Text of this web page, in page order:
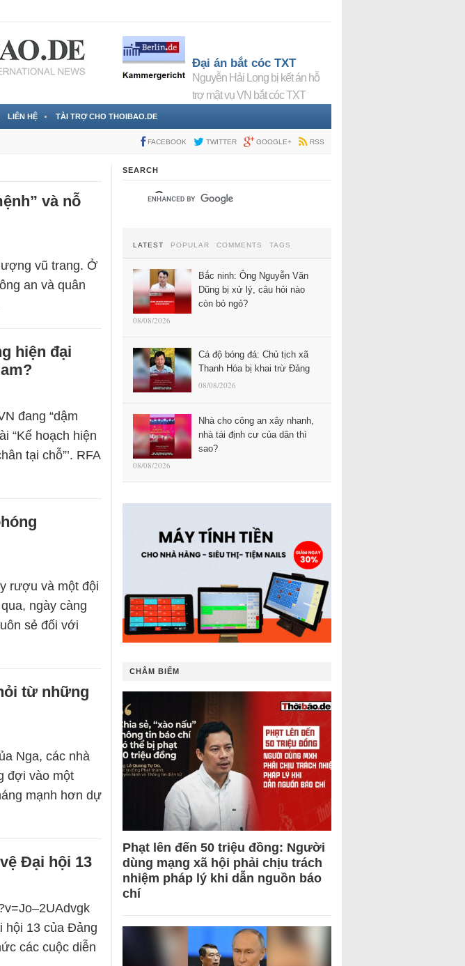
Đại án bắt cóc TXT
Nguyễn Hải Long bị kết án hỗ
trợ mật vụ VN bắt cóc TXT
LIÊN HỆ TÀI TRỢ CHO THOIBAO.DE
FACEBOOK TWITTER GOOGLE+ RSS
và nỗ
vũ trang. Ở
an và quân
hiện đại
đang “dậm
“Kế hoạch hiện
tại chỗ”’. RFA
rượu và một đội
ngày càng
sẻ đối với
từ những
Nga, các nhà
đợi vào một
mạnh hơn dự
Đại hội 13
hội 13 của Đảng
các cuộc diễn
SEARCH
LATEST POPULAR COMMENTS TAGS
Bắc ninh: Ông Nguyễn Văn
Dũng bị xử lý, câu hỏi nào
còn bỏ ngỏ?
08/08/2026
Cá độ bóng đá: Chủ tịch xã
Thanh Hóa bị khai trừ Đảng
08/08/2026
Nhà cho công an xây nhanh,
nhà tái định cư của dân thì
sao?
08/08/2026
CHÂM BIẾM
Phạt lên đến 50 triệu đồng: Người
dùng mạng xã hội phải chịu trách
nhiệm pháp lý khi dẫn nguồn báo
chí